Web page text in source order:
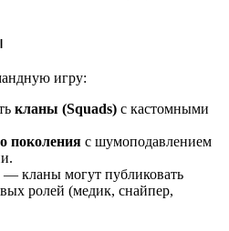
игру:
кланы (Squads) с кастомными
поколения с шумоподавлением
— кланы могут публиковать
ролей (медик, снайпер,